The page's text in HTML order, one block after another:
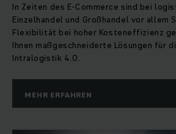
In Zeiten des E-Commerce sind bei
Einzelhandel und Großhandel vor allem
Flexibilität bei hoher Kosteneffizienz
Ihnen maßgeschneiderte Lösungen für
Intralogistik 4.0.
MEHR ERFAHREN